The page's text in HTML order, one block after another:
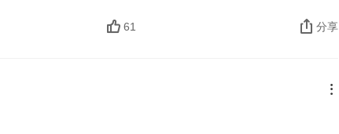
岛长大，所以在科西嘉念的小学。拿破仑在念小学
家打了一架，原来黑一个眼圈，现在黑两个，变成
61 分享